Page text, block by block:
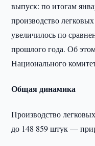
выпуск: по итогам
производство
увеличилось по
прошлого года. Об
Национального
Общая динамика
Производство
до 148 859 штук —